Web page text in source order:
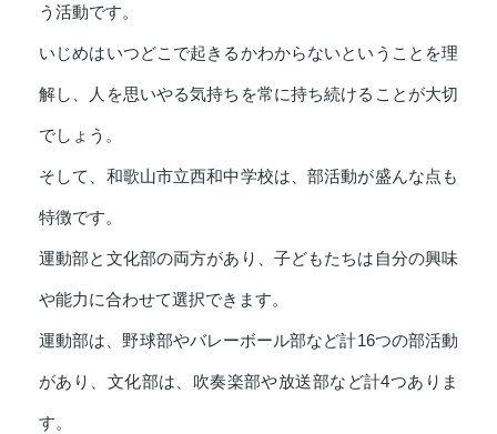
う活動です。
いじめはいつどこで起きるかわからないということを理
解し、人を思いやる気持ちを常に持ち続けることが大切
でしょう。
そして、和歌山市立西和中学校は、部活動が盛んな点も
特徴です。
運動部と文化部の両方があり、子どもたちは自分の興味
や能力に合わせて選択できます。
運動部は、野球部やバレーボール部など計16つの部活動
があり、文化部は、吹奏楽部や放送部など計4つありま
す。